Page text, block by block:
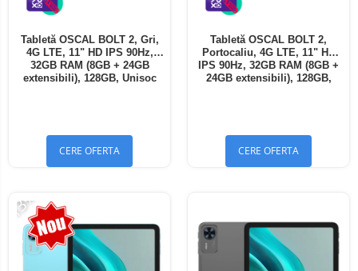
Tabletă OSCAL BOLT 2, Gri,
4G LTE, 11" HD IPS 90Hz,
32GB RAM (8GB + 24GB
extensibili), 128GB, Unisoc
CERE OFERTA
Tabletă OSCAL BOLT 2,
Portocaliu, 4G LTE, 11" HD
IPS 90Hz, 32GB RAM (8GB +
24GB extensibili), 128GB,
CERE OFERTA
-13%